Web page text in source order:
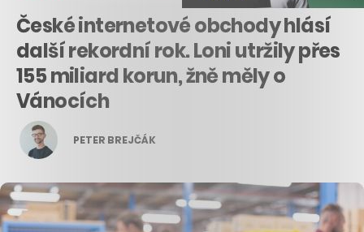
České internetové obchody hlásí
další rekordní rok. Loni utržily přes
155 miliard korun, žně měly o
Vánocích
PETER BREJČÁK